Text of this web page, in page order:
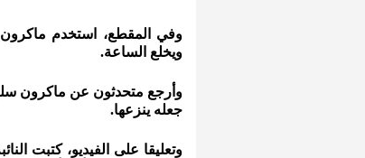
وفي المقطع، استخدم ماكرون
ويخلع الساعة.
وأرجع متحدثون عن ماكرون
جعله ينزعها.
وتعليقا على الفيديو، كتبت